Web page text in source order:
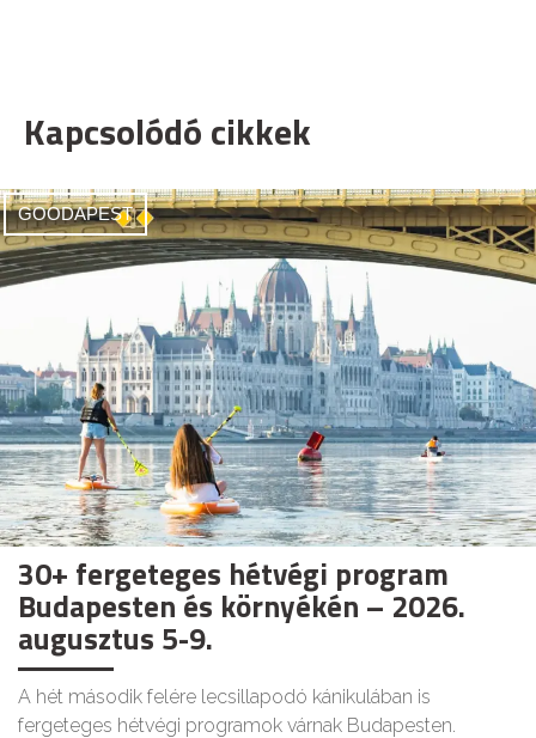
Kapcsolódó cikkek
GOODAPEST
30+ fergeteges hétvégi program
Budapesten és környékén – 2026.
augusztus 5-9.
A hét második felére lecsillapodó kánikulában is
fergeteges hétvégi programok várnak Budapesten.